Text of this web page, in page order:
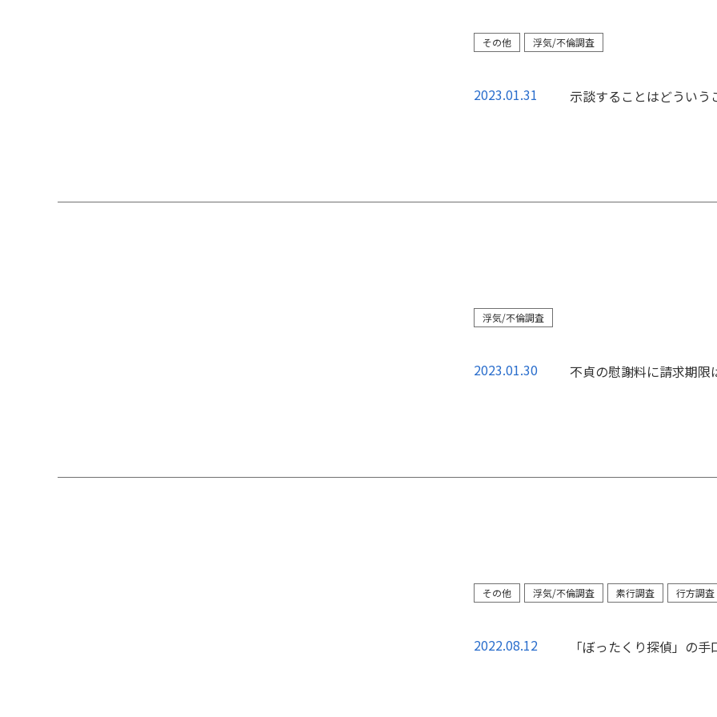
その他 浮気/不倫調査
2023.01.31 示談することはどういう
浮気/不倫調査
2023.01.30 不貞の慰謝料に請求期限
その他 浮気/不倫調査 素行調査 行方調査
2022.08.12 「ぼったくり探偵」の手